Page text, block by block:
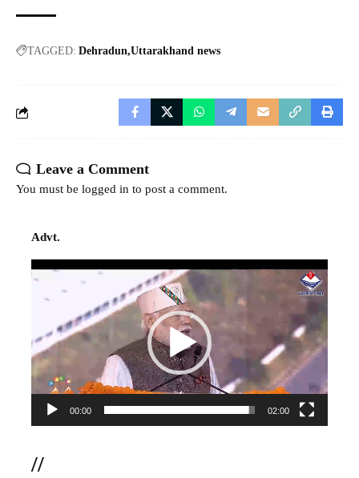
TAGGED: Dehradun Uttarakhand news
Leave a Comment
You must be logged in to post a comment.
Advt.
Video
00:00 02:00
//